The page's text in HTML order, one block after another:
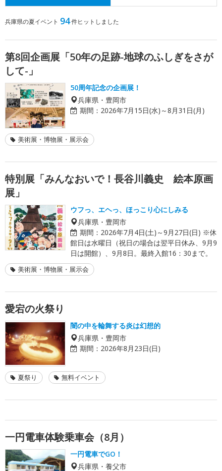
兵庫県の夏イベント 94件ヒットしました
第8回企画展「50年の足跡-地球のふしぎをさが
して-」
50周年記念の企画展！
兵庫県・豊岡市
期間： 2026年7月15日(水)～8月31日(月)
美術展・博物展・展示会
特別展「みんなおいで！長谷川義史 絵本原画
展」
ウフっ、エヘっ、ほっこり心にしみる
兵庫県・豊岡市
期間： 2026年7月4日(土)～9月27日(日) ※休
館日は水曜日（祝日の場合は翌平日休み、9月9
日は開館）、9月8日。最終入館16：30まで。
美術展・博物展・展示会
愛宕の火祭り
闇の中を輪舞する炎は幻想的
兵庫県・豊岡市
期間： 2026年8月23日(日)
夏祭り 無料イベント
一円電車体験乗車会（8月）
一円電車でGO！
兵庫県・養父市